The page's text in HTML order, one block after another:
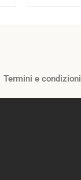
Termini e condizioni